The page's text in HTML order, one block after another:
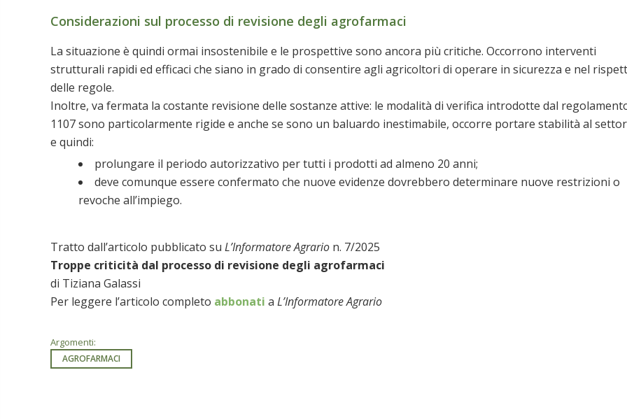
Considerazioni sul processo di revisione degli agrofarmaci
La situazione è quindi ormai insostenibile e le prospettive sono ancora più critiche. Occorrono interventi
strutturali rapidi ed efficaci che siano in grado di consentire agli agricoltori di operare in sicurezza e nel
delle regole.
Inoltre, va fermata la costante revisione delle sostanze attive: le modalità di verifica introdotte dal
1107 sono particolarmente rigide e anche se sono un baluardo inestimabile, occorre portare stabilità al
e quindi:
prolungare il periodo autorizzativo per tutti i prodotti ad almeno 20 anni;
deve comunque essere confermato che nuove evidenze dovrebbero determinare nuove restrizioni o
revoche all’impiego.
Tratto dall’articolo pubblicato su L’Informatore Agrario n. 7/2025
Troppe criticità dal processo di revisione degli agrofarmaci
di Tiziana Galassi
Per leggere l’articolo completo abbonati a L’Informatore Agrario
Argomenti:
AGROFARMACI